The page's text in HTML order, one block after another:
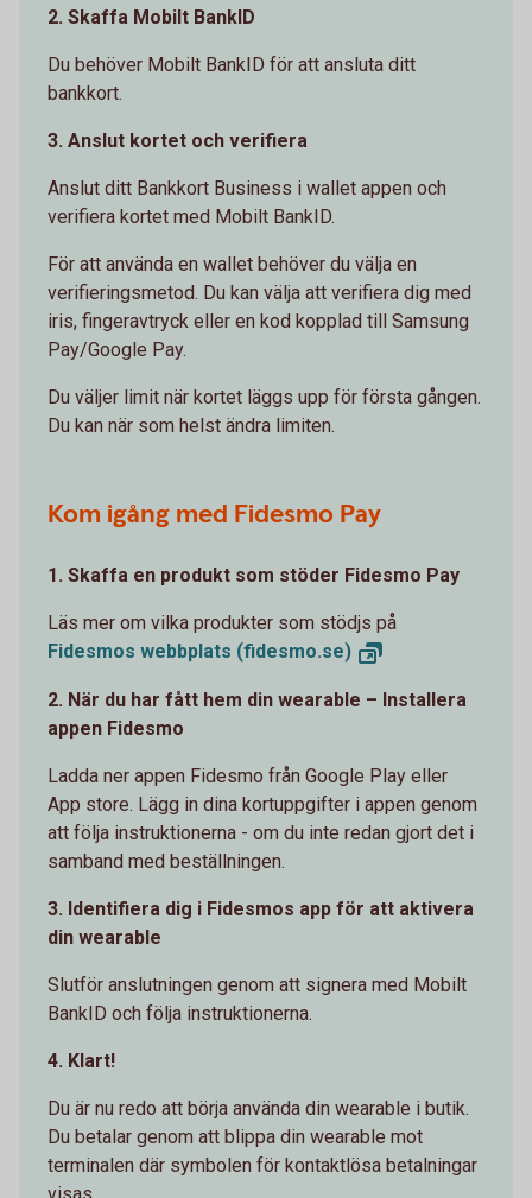
2. Skaffa Mobilt BankID
Du behöver Mobilt BankID för att ansluta ditt
bankkort.
3. Anslut kortet och verifiera
Anslut ditt Bankkort Business i wallet appen och
verifiera kortet med Mobilt BankID.
För att använda en wallet behöver du välja en
verifieringsmetod. Du kan välja att verifiera dig med
iris, fingeravtryck eller en kod kopplad till Samsung
Pay/Google Pay.
Du väljer limit när kortet läggs upp för första gången.
Du kan när som helst ändra limiten.
Kom igång med Fidesmo Pay
1. Skaffa en produkt som stöder Fidesmo Pay
Läs mer om vilka produkter som stödjs på
Fidesmos webbplats (fidesmo.se)
2. När du har fått hem din wearable – Installera
appen Fidesmo
Ladda ner appen Fidesmo från Google Play eller
App store. Lägg in dina kortuppgifter i appen genom
att följa instruktionerna - om du inte redan gjort det i
samband med beställningen.
3. Identifiera dig i Fidesmos app för att aktivera
din wearable
Slutför anslutningen genom att signera med Mobilt
BankID och följa instruktionerna.
4. Klart!
Du är nu redo att börja använda din wearable i butik.
Du betalar genom att blippa din wearable mot
terminalen där symbolen för kontaktlösa betalningar
visas.